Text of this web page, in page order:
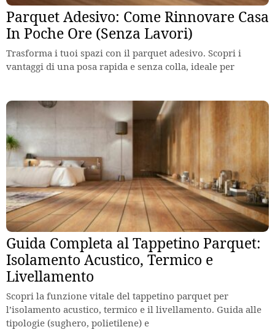
Parquet Adesivo: Come Rinnovare Casa
In Poche Ore (Senza Lavori)
Trasforma i tuoi spazi con il parquet adesivo. Scopri i
vantaggi di una posa rapida e senza colla, ideale per
Guida Completa al Tappetino Parquet:
Isolamento Acustico, Termico e
Livellamento
Scopri la funzione vitale del tappetino parquet per
l’isolamento acustico, termico e il livellamento. Guida alle
tipologie (sughero, polietilene) e